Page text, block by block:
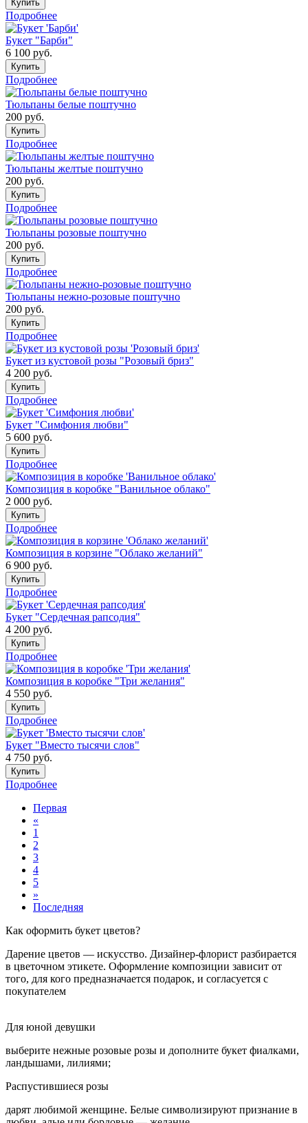
Купить
Подробнее
Букет "Барби"
6 100 руб.
Купить
Подробнее
Тюльпаны белые поштучно
200 руб.
Купить
Подробнее
Тюльпаны желтые поштучно
200 руб.
Купить
Подробнее
Тюльпаны розовые поштучно
200 руб.
Купить
Подробнее
Тюльпаны нежно-розовые поштучно
200 руб.
Купить
Подробнее
Букет из кустовой розы "Розовый бриз"
4 200 руб.
Купить
Подробнее
Букет "Симфония любви"
5 600 руб.
Купить
Подробнее
Композиция в коробке "Ванильное облако"
2 000 руб.
Купить
Подробнее
Композиция в корзине "Облако желаний"
6 900 руб.
Купить
Подробнее
Букет "Сердечная рапсодия"
4 200 руб.
Купить
Подробнее
Композиция в коробке "Три желания"
4 550 руб.
Купить
Подробнее
Букет "Вместо тысячи слов"
4 750 руб.
Купить
Подробнее
Первая
«
1
2
3
4
5
»
Последняя
Как оформить букет цветов?
Дарение цветов — искусство. Дизайнер-флорист разбирается
в цветочном этикете. Оформление композиции зависит от
того, для кого предназначается подарок, и согласуется с
покупателем
Для юной девушки
выберите нежные розовые розы и дополните букет фиалками,
ландышами, лилиями;
Распустившиеся розы
дарят любимой женщине. Белые символизируют признание в